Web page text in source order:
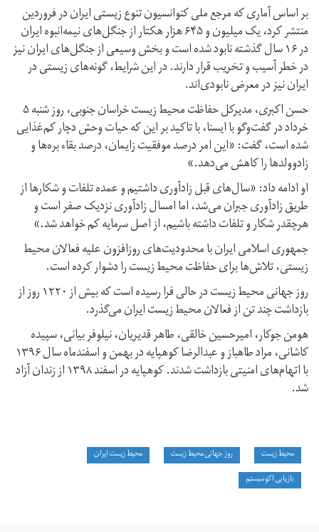
بر اساس آماری که مرجع ملی کنوانسیون تنوع زیستی ایران در فروردین
منتشر کرد، یک میلیون و ۶۴۵ هزار هکتار از جنگل‌های نیمه‌انبوه ایران
در ۱۶ سال گذشته نابود شده است و بخش وسیعی از جنگل‌های ایران نیز
در خطر آسیب و تخریب قرار دارند. در این شرایط، گونه‌های زیستی در
ایران نیز در معرض نابودی‌اند.
حسن اکبری، مدیرکل حفاظت محیط زیست خراسان‌ جنوبی، روز شنبه ۵
خرداد در گفت‌وگو با ایسنا، با تاکید بر این که حیات وحش دچار کم‌غذایی
شده است، گفت: «این امر درصد موفقیت زایمان، درصد بقاء بره‌ها و
زاد‌و‌ولدها را کاهش می‌دهد.»
او ادامه داد: «سال‌های قبل زادآوری داشتیم و عمده تلفات و شکارها از
طریق زادآوری جبران می‌شد، اما امسال زادآوری نزدیک صفر است و
هر‌چقدر شکار و تلفات داشته باشیم، از اصل سرمایه کم خواهد شد.»
جمهوری اسلامی ایران با محدودیت‌های روزافزون علیه فعالان محیط
زیستی، تلاش‌ها برای حفاظت محیط زیست را دشوار کرده است.
روز جهانی محیط زیست در حالی فرا رسیده است که بیش از ۱۲۲۰ روز از
بازداشت چند تن از فعالان محیط زیست ایران می‌گذرد.
هومن جوکار، امیرحسین خالقی،‌ طاهر قدیریان،‌ نیلوفر بیانی،‌ سپیده
کاشانی،‌ مراد طاهباز و عبدالرضا کوهپایه در بهمن و اسفندماه سال ۱۳۹۶
با اتهام‌های امنیتی بازداشت شدند. کوهپایه در اسفند ۱۳۹۸ از زندان آزاد
شد.
محیط زیست روز جهانی محیط زیست
محیط زیست ایران
بازیابی اکوسیستم